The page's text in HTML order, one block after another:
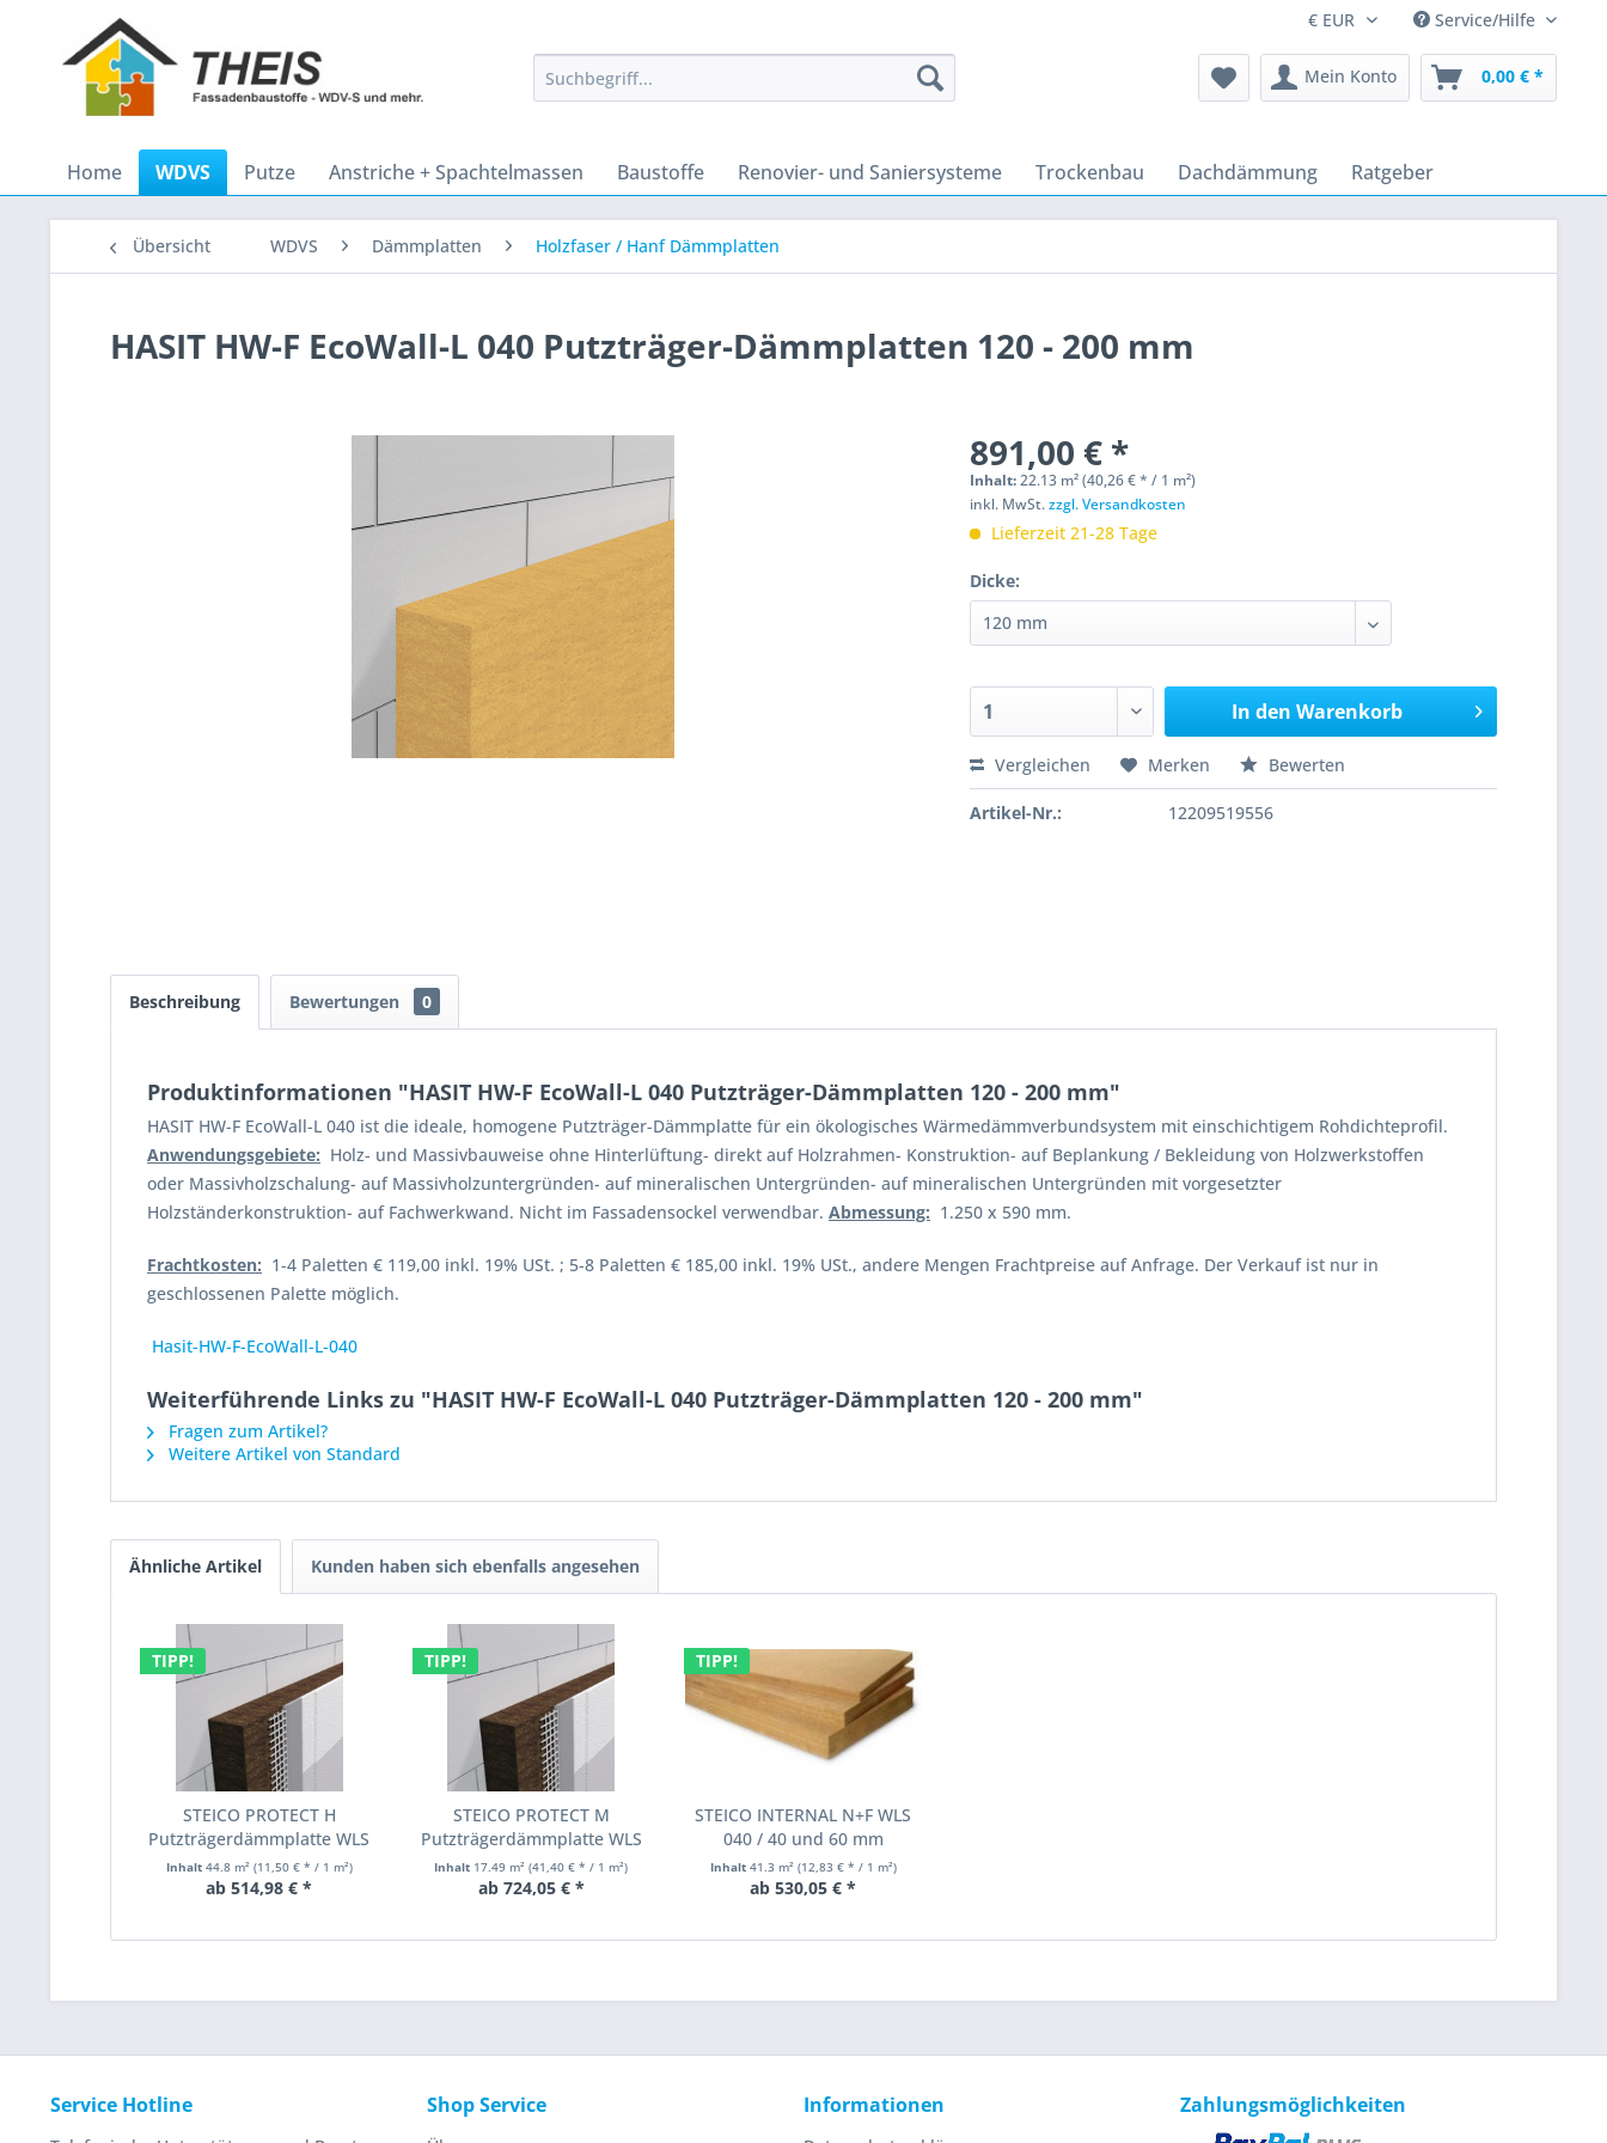
Service/Hilfe
Mein Konto 0,00 € *
Home WDVS Putze Anstriche + Spachtelmassen Baustoffe Renovier- und Saniersysteme Trockenbau Dachdämmung Ratgeber
Übersicht WDVS Dämmplatten Holzfaser / Hanf Dämmplatten
HASIT HW-F EcoWall-L 040 Putzträger-Dämmplatten 120 - 200 mm
891,00 € *
Inhalt:22.13 m² (40,26 € * / 1 m²)
inkl. MwSt.zzgl. Versandkosten
Lieferzeit 21-28 Tage
Dicke:
In den Warenkorb
Vergleichen Merken Bewerten
Artikel-Nr.: 12209519556
Beschreibung Bewertungen 0
Produktinformationen "HASIT HW-F EcoWall-L 040 Putzträger-Dämmplatten 120 - 200 mm"
HASIT HW-F EcoWall-L 040 ist die ideale, homogene Putzträger-Dämmplatte für ein ökologisches Wärmedämmverbundsystem mit einschichtigem Rohdichteprofil.
Anwendungsgebiete: Holz- und Massivbauweise ohne Hinterlüftung- direkt auf Holzrahmen- Konstruktion- auf Beplankung / Bekleidung von Holzwerkstoffen
oder Massivholzschalung- auf Massivholzuntergründen- auf mineralischen Untergründen- auf mineralischen Untergründen mit vorgesetzter
Holzständerkonstruktion- auf Fachwerkwand. Nicht im Fassadensockel verwendbar. Abmessung: 1.250 x 590 mm.
Frachtkosten: 1-4 Paletten € 119,00 inkl. 19% USt. ; 5-8 Paletten € 185,00 inkl. 19% USt., andere Mengen Frachtpreise auf Anfrage. Der Verkauf ist nur in
geschlossenen Palette möglich.
Hasit-HW-F-EcoWall-L-040
Weiterführende Links zu "HASIT HW-F EcoWall-L 040 Putzträger-Dämmplatten 120 - 200 mm"
Fragen zum Artikel?
Weitere Artikel von Standard
Ähnliche Artikel Kunden haben sich ebenfalls angesehen
TIPP!
STEICO PROTECT H
Putzträgerdämmplatte WLS
048...
Inhalt 44.8 m² (11,50 € * / 1 m²)
ab 514,98 € *
TIPP!
STEICO PROTECT M
Putzträgerdämmplatte WLS
046...
Inhalt 17.49 m²(41,40 € * / 1 m²)
ab 724,05 € *
TIPP!
STEICO INTERNAL N+F WLS
040 / 40 und 60 mm
Inhalt 41.3 m² (12,83 € * / 1 m²)
ab 530,05 € *
Service Hotline Shop Service Informationen Zahlungsmöglichkeiten